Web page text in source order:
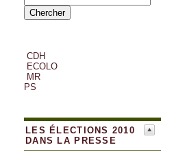
CDH
ECOLO
MR
PS
LES ÉLECTIONS 2010
DANS LA PRESSE